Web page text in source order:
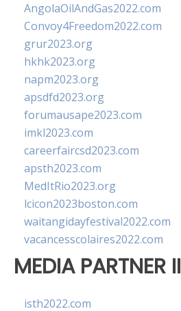
AngolaOilAndGas2022.com
Convoy4Freedom2022.com
grur2023.org
hkhk2023.org
napm2023.org
apsdfd2023.org
forumausape2023.com
imkl2023.com
careerfaircsd2023.com
apsth2023.com
MedItRio2023.org
lcicon2023boston.com
waitangidayfestival2022.com
vacancesscolaires2022.com
MEDIA PARTNER II
isth2022.com